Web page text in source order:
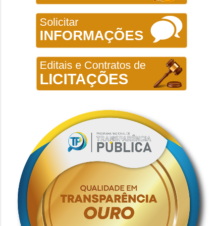
Solicitar
INFORMAÇÕES
Editais e Contratos de
LICITAÇÕES